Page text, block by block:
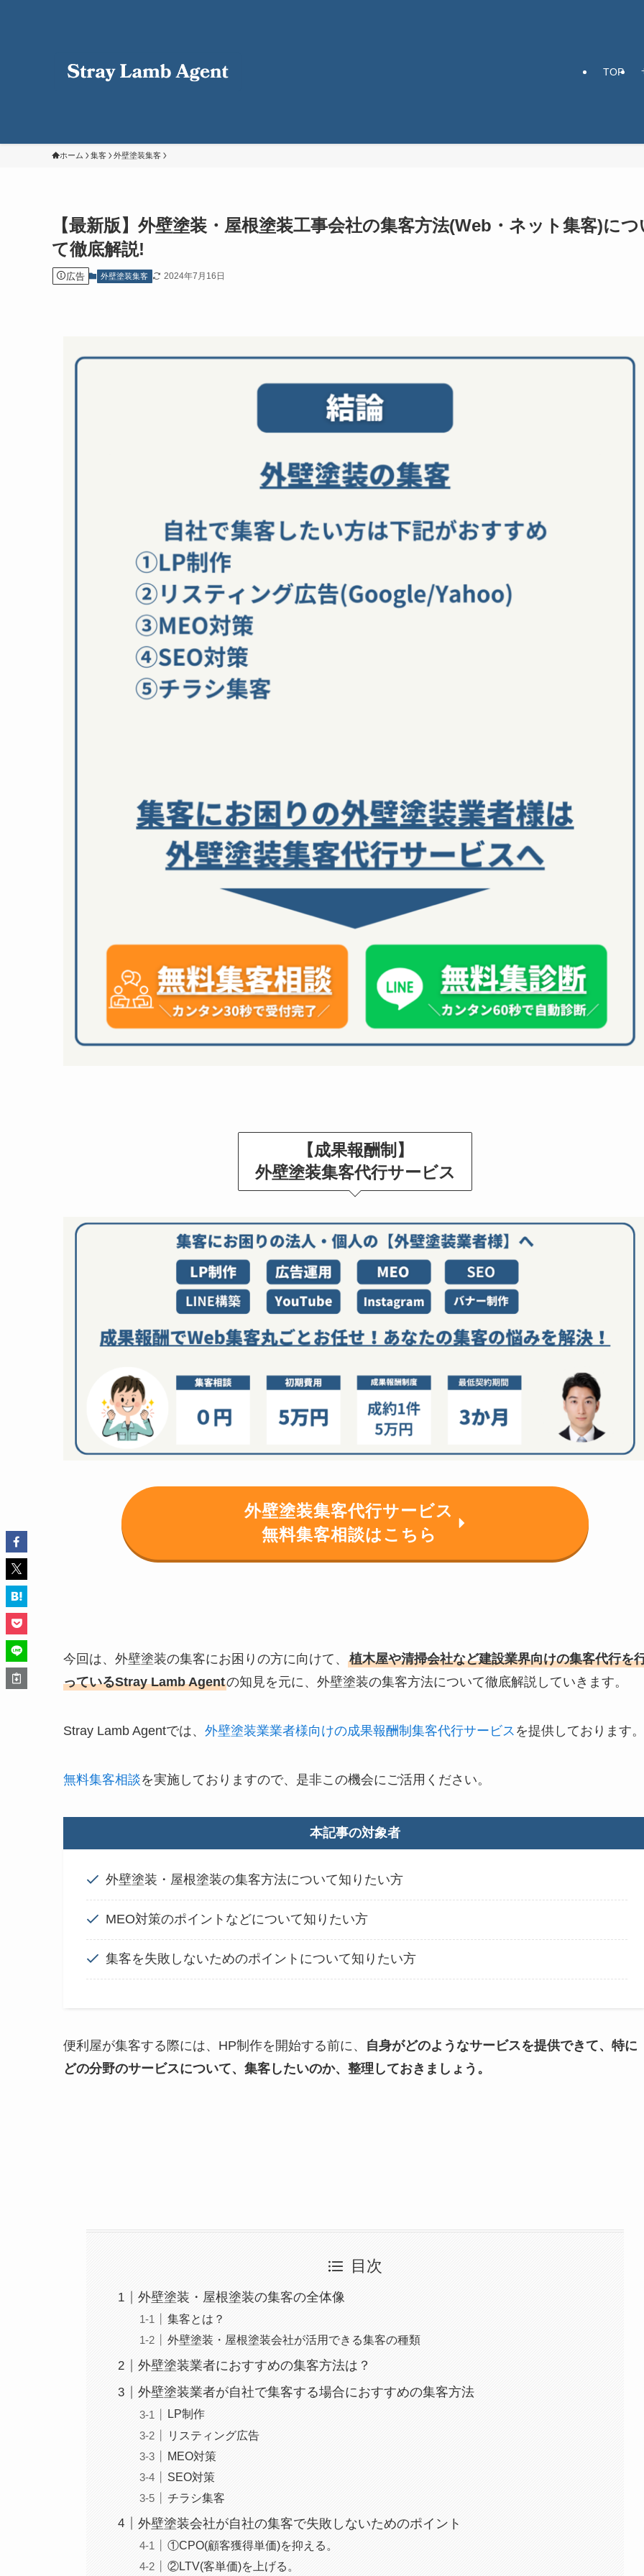
TOP
ホーム 集客 外壁塗装集客
【最新版】外壁塗装・屋根塗装工事会社の集客方法(Web・ネット集客)につ
て徹底解説!
広告 外壁塗装集客 2024年7月16日
【成果報酬制】
外壁塗装集客代行サービス
外壁塗装集客代行サービス
無料集客相談はこちら
今回は、外壁塗装の集客にお困りの方に向けて、 植木屋や清掃会社など建設業界向けの集客代行を
っているStray Lamb Agentの知見を元に、外壁塗装の集客方法について徹底解説していきます。
Stray Lamb Agentでは、 外壁塗装業業者様向けの成果報酬制集客代行サービス を提供しております。
無料集客相談を実施しておりますので、是非この機会にご活用ください。
本記事の対象者
外壁塗装・屋根塗装の集客方法について知りたい方
MEO対策のポイントなどについて知りたい方
集客を失敗しないためのポイントについて知りたい方
便利屋が集客する際には、HP制作を開始する前に、 自身がどのようなサービスを提供できて、特に
どの分野のサービスについて、集客したいのか、整理しておきましょう。
目次
外壁塗装・屋根塗装の集客の全体像
集客とは？
外壁塗装・屋根塗装会社が活用できる集客の種類
外壁塗装業者におすすめの集客方法は？
外壁塗装業者が自社で集客する場合におすすめの集客方法
LP制作
リスティング広告
MEO対策
SEO対策
チラシ集客
外壁塗装会社が自社の集客で失敗しないためのポイント
①CPO(顧客獲得単価)を抑える。
②LTV(客単価)を上げる。